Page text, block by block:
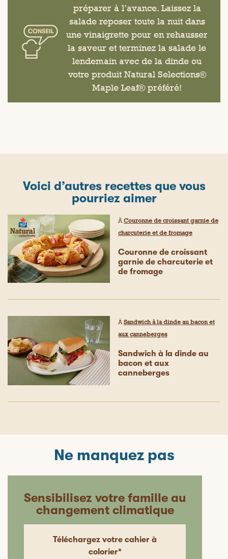
préparer à l’avance. Laissez la
salade reposer toute la nuit dans
une vinaigrette pour en rehausser
la saveur et terminez la salade le
lendemain avec de la dinde ou
votre produit Natural Selections®
Maple Leaf® préféré!
Voici d’autres recettes que vous
pourriez aimer
ÀCouronne de croissant garnie de
charcuterie et de fromage
Couronne de croissant
garnie de charcuterie et
de fromage
À Sandwich à la dinde au bacon et
aux canneberges
Sandwich à la dinde au
bacon et aux
canneberges
Ne manquez pas
Sensibilisez votre famille au
changement climatique
Téléchargez votre cahier à
colorier*